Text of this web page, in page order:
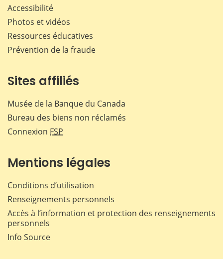
Accessibilité
Photos et vidéos
Ressources éducatives
Prévention de la fraude
Sites affiliés
Musée de la Banque du Canada
Bureau des biens non réclamés
Connexion FSP
Mentions légales
Conditions d’utilisation
Renseignements personnels
Accès à l’information et protection des renseignements
personnels
Info Source